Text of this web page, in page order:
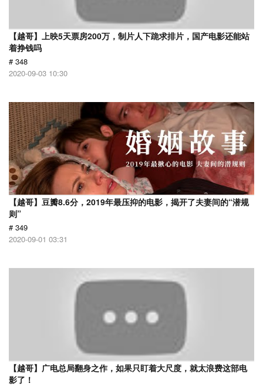
【越哥】上映5天票房200万，制片人下跪求排片，国产电影还能站
着挣钱吗
# 348
2020-09-03 10:30
【越哥】豆瓣8.6分，2019年最压抑的电影，揭开了夫妻间的“潜规
则”
# 349
2020-09-01 03:31
【越哥】广电总局翻身之作，如果只盯着大尺度，就太浪费这部电
影了！